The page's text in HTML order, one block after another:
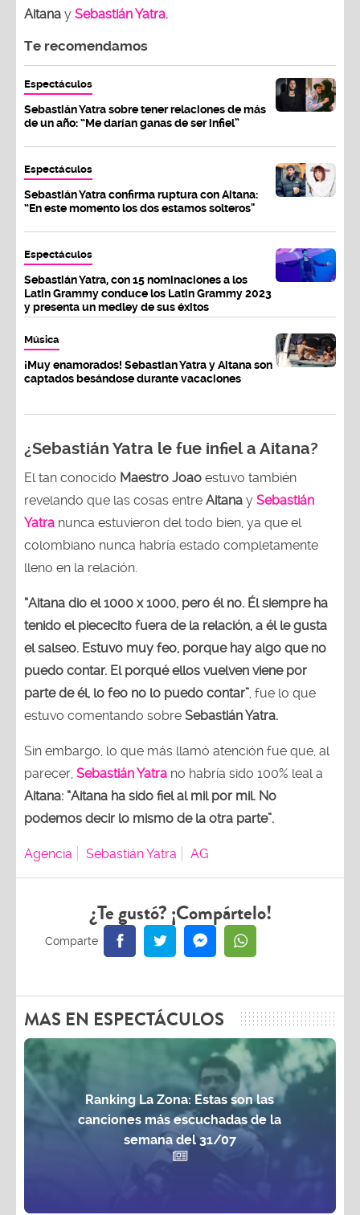
Aitana y Sebastián Yatra.
Te recomendamos
Espectáculos
Sebastián Yatra sobre tener relaciones de más
de un año: “Me darían ganas de ser infiel”
Espectáculos
Sebastián Yatra confirma ruptura con Aitana:
“En este momento los dos estamos solteros"
Espectáculos
Sebastián Yatra, con 15 nominaciones a los
Latin Grammy conduce los Latin Grammy 2023
y presenta un medley de sus éxitos
Música
¡Muy enamorados! Sebastian Yatra y Aitana son
captados besándose durante vacaciones
¿Sebastián Yatra le fue infiel a Aitana?
El tan conocido Maestro Joao estuvo también
revelando que las cosas entre Aitana y Sebastián
Yatra nunca estuvieron del todo bien, ya que el
colombiano nunca habría estado completamente
lleno en la relación.
“Aitana dio el 1000 x 1000, pero él no. Él siempre ha
tenido el piececito fuera de la relación, a él le gusta
el salseo. Estuvo muy feo, porque hay algo que no
puedo contar. El porqué ellos vuelven viene por
parte de él, lo feo no lo puedo contar” , fue lo que
estuvo comentando sobre Sebastián Yatra.
Sin embargo, lo que más llamó atención fue que, al
parecer, Sebastián Yatra no habría sido 100% leal a
Aitana: “Aitana ha sido fiel al mil por mil. No
podemos decir lo mismo de la otra parte”.
Agencia Sebastián Yatra AG
¿Te gustó? ¡Compártelo!
MAS EN ESPECTÁCULOS
Ranking La Zona: Estas son las
canciones más escuchadas de la
semana del 31/07